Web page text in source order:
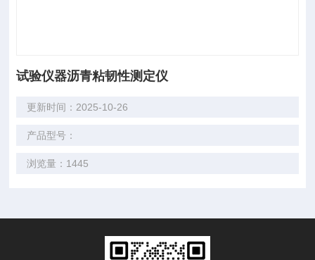
试验仪器沥青粘韧性测定仪
更新时间：2025-10-26
产品型号：
浏览量：1445